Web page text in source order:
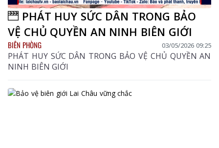
PHÁT HUY SỨC DÂN TRONG BẢO
VỆ CHỦ QUYỀN AN NINH BIÊN GIỚI
BIÊN PHÒNG 03/05/2026 09:25
PHÁT HUY SỨC DÂN TRONG BẢO VỆ CHỦ QUYỀN AN
NINH BIÊN GIỚI